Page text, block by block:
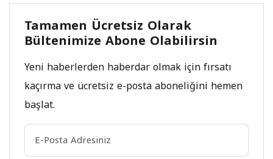
Tamamen Ücretsiz Olarak
Bültenimize Abone Olabilirsin
Yeni haberlerden haberdar olmak için fırsatı
kaçırma ve ücretsiz e-posta aboneliğini hemen
başlat.